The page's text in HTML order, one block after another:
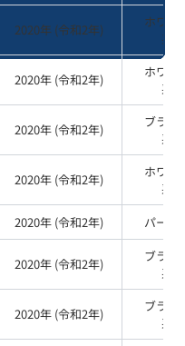
2020年 (令和2年)
ホワイ
系
2020年 (令和2年)
ホワイ
系
2020年 (令和2年)
ブラッ
系
2020年 (令和2年)
ホワイ
系
2020年 (令和2年) パール
2020年 (令和2年)
ブラッ
系
2020年 (令和2年)
ブラッ
系